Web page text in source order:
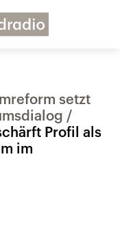
Presse
setzt
Profil als
im